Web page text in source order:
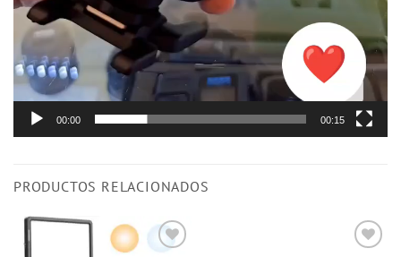
00:00 00:15
PRODUCTOS RELACIONADOS